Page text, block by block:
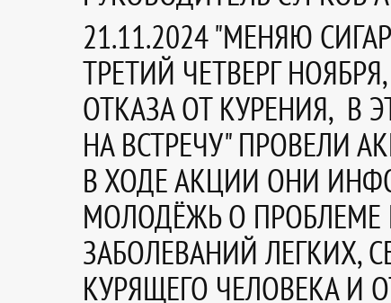
21.11.2024 "МЕНЯЮ
ТРЕТИЙ ЧЕТВЕРГ
ОТКАЗА ОТ КУРЕНИЯ, В
НА ВСТРЕЧУ" ПРОВЕЛИ
В ХОДЕ АКЦИИ ОНИ
МОЛОДЁЖЬ О ПРОБЛЕМЕ
ЗАБОЛЕВАНИЙ ЛЕГКИХ,
КУРЯЩЕГО ЧЕЛОВЕКА И